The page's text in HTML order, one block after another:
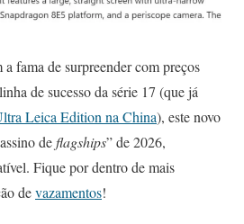
fama de surpreender com preços
de sucesso da série 17 (que já
Leica Edition na China), este novo
deflagships” de 2026,
Fique por dentro de mais
devazamentos!